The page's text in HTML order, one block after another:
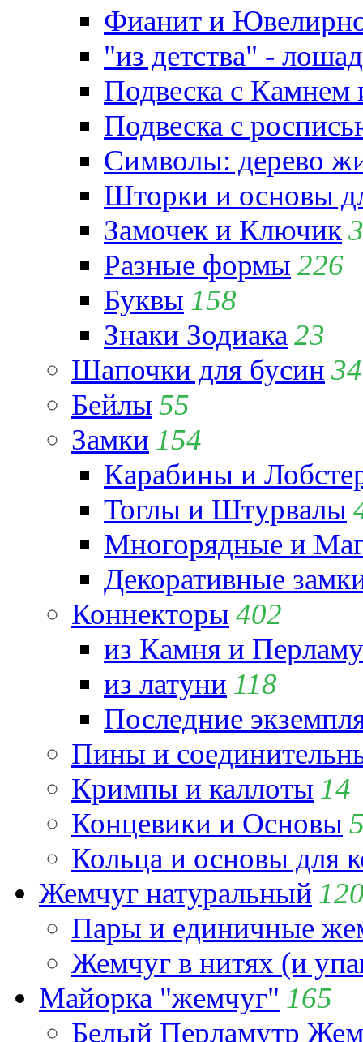
Фианит и
"из детства" -
Подвеска с
Подвеска с
Символы: дерево
Шторки и основы
Замочек и Ключик
Разные формы 226
Буквы 158
Знаки Зодиака 23
Шапочки для бусин 34
Бейлы 55
Замки 154
Карабины и
Тоглы и Штурвалы
Многорядные и
Декоративные
Коннекторы 402
из Камня и
из латуни 118
Последние
Пины и
Кримпы и каллоты 14
Концевики и Основы
Кольца и основы для
Жемчуг натуральный
Пары и единичные
Жемчуг в нитях (и
Майорка "жемчуг" 165
Белый Перламутр